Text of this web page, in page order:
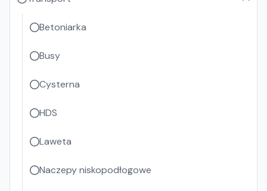
Betoniarka
Busy
Cysterna
HDS
Laweta
Naczepy niskopodłogowe